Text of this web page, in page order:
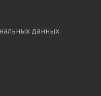
данных